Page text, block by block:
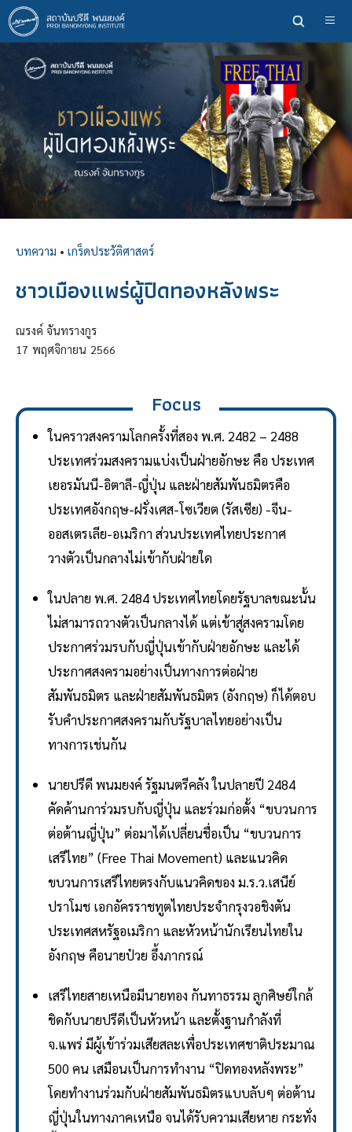
ข้าม
ไป
ยัง
เนื้อหา
หลัก
บทความ • เกร็ดประวัติศาสตร์
ชาวเมืองแพร่ผู้ปิดทองหลังพระ
ณรงค์ จันทรางกูร
17 พฤศจิกายน 2566
Focus
ในคราวสงครามโลกครั้งที่สอง พ.ศ. 2482 – 2488
ประเทศร่วมสงครามแบ่งเป็นฝ่ายอักษะ คือ ประเทศ
เยอรมันนี-อิตาลี-ญี่ปุ่น และฝ่ายสัมพันธมิตรคือ
ประเทศอังกฤษ-ฝรั่งเศส-โซเวียต (รัสเซีย) -จีน-
ออสเตรเลีย-อเมริกา ส่วนประเทศไทยประกาศ
วางตัวเป็นกลางไม่เข้ากับฝ่ายใด
ในปลาย พ.ศ. 2484 ประเทศไทยโดยรัฐบาลขณะนั้น
ไม่สามารถวางตัวเป็นกลางได้ แต่เข้าสู่สงครามโดย
ประกาศร่วมรบกับญี่ปุ่นเข้ากับฝ่ายอักษะ และได้
ประกาศสงครามอย่างเป็นทางการต่อฝ่าย
สัมพันธมิตร และฝ่ายสัมพันธมิตร (อังกฤษ) ก็ได้ตอบ
รับคำประกาศสงครามกับรัฐบาลไทยอย่างเป็น
ทางการเช่นกัน
นายปรีดี พนมยงค์ รัฐมนตรีคลัง ในปลายปี 2484
คัดค้านการ่วมรบกับญี่ปุ่น และร่วมก่อตั้ง “ขบวนการ
ต่อต้านญี่ปุ่น” ต่อมาได้เปลี่ยนชื่อเป็น “ขบวนการ
เสรีไทย” (Free Thai Movement) และแนวคิด
ขบวนการเสรีไทยตรงกับแนวคิดของ ม.ร.ว.เสนีย์
ปราโมช เอกอัครราชทูตไทยประจำกรุงวอชิงตัน
ประเทศสหรัฐอเมริกา และหัวหน้านักเรียนไทยใน
อังกฤษ คือนายป๋วย อึ้งภากรณ์
เสรีไทยสายเหนือมีนายทอง กันทาธรรม ลูกศิษย์ใกล้
ชิดกับนายปรีดีเป็นหัวหน้า และตั้งฐานกำลังที่
จ.แพร่ มีผู้เข้าร่วมเสียสละเพื่อประเทศชาติประมาณ
500 คน เสมือนเป็นการทำงาน “ปิดทองหลังพระ”
โดยทำงานร่วมกับฝ่ายสัมพันธมิตรแบบลับๆ ต่อต้าน
ญี่ปุ่นในทางภาคเหนือ จนได้รับความเสียหาย กระทั่ง